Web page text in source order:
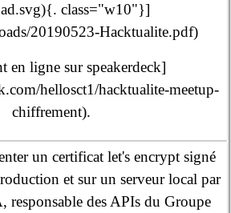
class="w10"}]
20190523-Hacktualite.pdf)
en ligne sur speakerdeck]
hellosct1/hacktualite-meetup-
chiffrement).
un certificat let's encrypt signé
et sur un serveur local par
des APIs du Groupe